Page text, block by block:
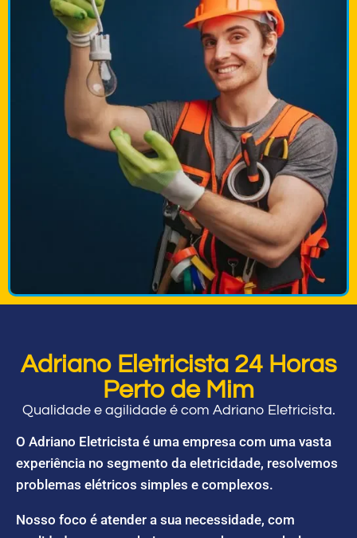
Adriano Eletricista 24 Horas
Perto de Mim
Qualidade e agilidade é com Adriano Eletricista.
O Adriano Eletricista é uma empresa com uma vasta
experiência no segmento da eletricidade, resolvemos
problemas elétricos simples e complexos.
Nosso foco é atender a sua necessidade, com